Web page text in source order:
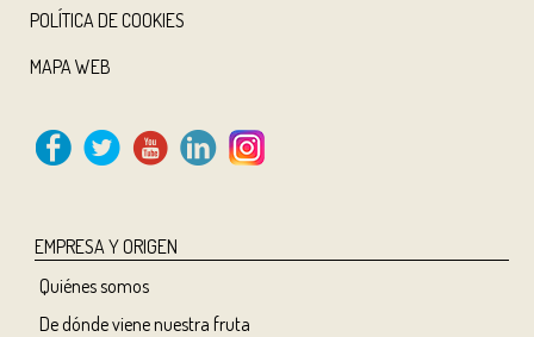
POLÍTICA DE COOKIES
MAPA WEB
EMPRESA Y ORIGEN
Quiénes somos
De dónde viene nuestra fruta